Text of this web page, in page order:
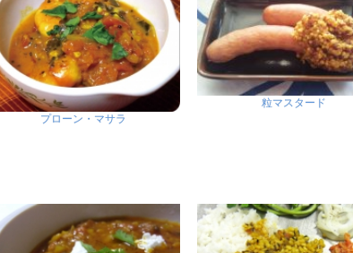
プローン・マサラ
粒マスタード